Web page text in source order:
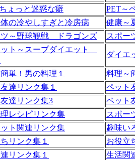
ょっと迷惑な癖
PET～
の冷やしすぎと冷房病
健康～
ツ～野球観戦 ドラゴンズ
スポー
ット～スープダイエット
ダイエ
単！男の料理１
料理～
達リンク集１
ペット
達リンク集3
ペット
レシピリンク集
スポー
ト関連リンク集
趣味い
リンク集１
お役立
リンク集１
生活関